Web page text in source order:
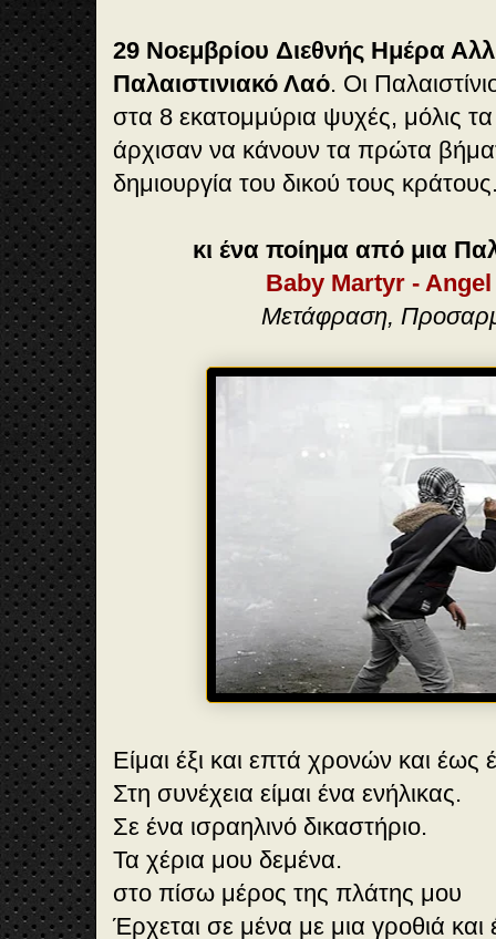
29 Νοεμβρίου Διεθνής Ημέρα
Παλαιστινιακό Λαό. Οι
στα 8 εκατομμύρια ψυχές, μόλις τα
άρχισαν να κάνουν τα πρώτα
δημιουργία του δικού τους
κι ένα ποίημα από μια
Baby Martyr -
Μετάφραση,
Είμαι έξι και επτά χρονών και έως
Στη συνέχεια είμαι ένα ενήλικας.
Σε ένα ισραηλινό δικαστήριο.
Τα χέρια μου δεμένα.
στο πίσω μέρος της πλάτης μου
Έρχεται σε μένα με μια γροθιά και